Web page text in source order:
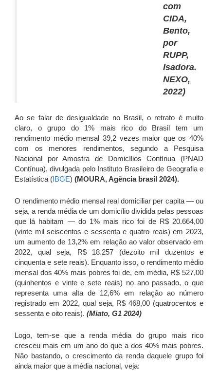
com
CIDA,
Bento,
por
RUPP,
Isadora.
NEXO,
2022)
Ao se falar de desigualdade no Brasil, o retrato é muito
claro, o grupo do 1% mais rico do Brasil tem um
rendimento médio mensal 39,2 vezes maior que os 40%
com os menores rendimentos, segundo a Pesquisa
Nacional por Amostra de Domicílios Contínua (PNAD
Contínua), divulgada pelo Instituto Brasileiro de Geografia e
Estatística (IBGE) (MOURA, Agência brasil 2024).
O rendimento médio mensal real domiciliar per capita — ou
seja, a renda média de um domicílio dividida pelas pessoas
que lá habitam — do 1% mais rico foi de R$ 20.664,00
(vinte mil seiscentos e sessenta e quatro reais) em 2023,
um aumento de 13,2% em relação ao valor observado em
2022, qual seja, R$ 18.257 (dezoito mil duzentos e
cinquenta e sete reais). Enquanto isso, o rendimento médio
mensal dos 40% mais pobres foi de, em média, R$ 527,00
(quinhentos e vinte e sete reais) no ano passado, o que
representa uma alta de 12,6% em relação ao número
registrado em 2022, qual seja, R$ 468,00 (quatrocentos e
sessenta e oito reais). (Miato, G1 2024)
Logo, tem-se que a renda média do grupo mais rico
cresceu mais em um ano do que a dos 40% mais pobres.
Não bastando, o crescimento da renda daquele grupo foi
ainda maior que a média nacional, veja: